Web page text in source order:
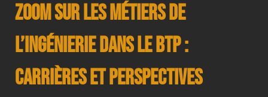
Zoom sur les Métiers de
l’Ingénierie dans le BTP :
Carrières et Perspectives